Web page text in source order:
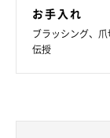
お手入れ
ブラッシング、
伝授